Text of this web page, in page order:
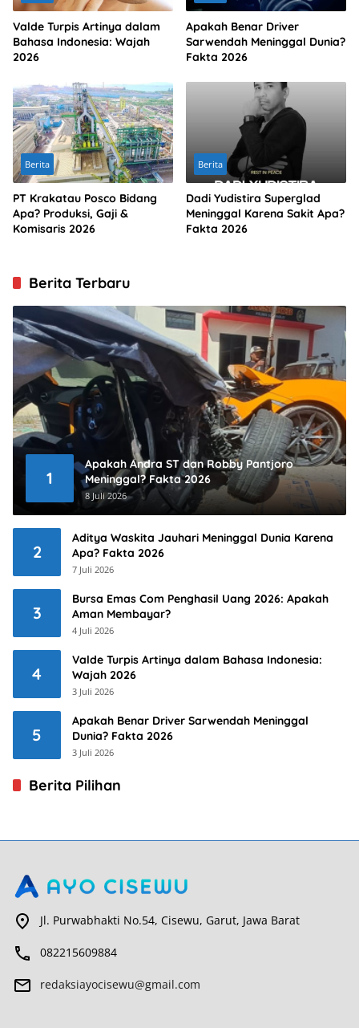
Valde Turpis Artinya dalam
Bahasa Indonesia: Wajah
2026
Apakah Benar Driver
Sarwendah Meninggal Dunia?
Fakta 2026
Berita
PT Krakatau Posco Bidang
Apa? Produksi, Gaji &
Komisaris 2026
Berita
Dadi Yudistira Superglad
Meninggal Karena Sakit Apa?
Fakta 2026
Berita Terbaru
1
Apakah Andra ST dan Robby Pantjoro
Meninggal? Fakta 2026
8 Juli 2026
2
Aditya Waskita Jauhari Meninggal Dunia Karena
Apa? Fakta 2026
7 Juli 2026
3
Bursa Emas Com Penghasil Uang 2026: Apakah
Aman Membayar?
4 Juli 2026
4
Valde Turpis Artinya dalam Bahasa Indonesia:
Wajah 2026
3 Juli 2026
5
Apakah Benar Driver Sarwendah Meninggal
Dunia? Fakta 2026
3 Juli 2026
Berita Pilihan
Jl. Purwabhakti No.54, Cisewu, Garut, Jawa Barat
082215609884
redaksiayocisewu@gmail.com